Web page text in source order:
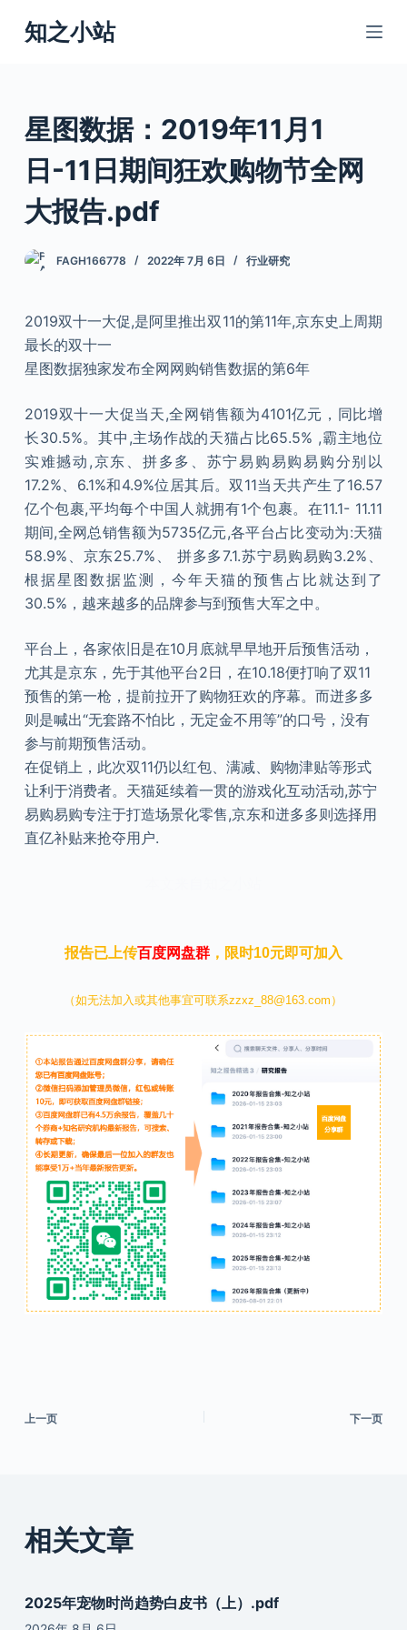
跳
过
知之小站
星图数据：2019年11月1
日-11日期间狂欢购物节全网
大报告.pdf
FAGH166778 2022年 7月 6日 行业研究
2019双十一大促,是阿里推出双11的第11年,京东史上周期
最长的双十一
星图数据独家发布全网网购销售数据的第6年
2019双十一大促当天,全网销售额为4101亿元，同比增
长30.5%。其中,主场作战的天猫占比65.5% ,霸主地位
实难撼动,京东、拼多多、苏宁易购易购易购分别以
17.2%、6.1%和4.9%位居其后。双11当天共产生了16.57
亿个包裹,平均每个中国人就拥有1个包裹。在11.1- 11.11
期间,全网总销售额为5735亿元,各平台占比变动为:天猫
58.9%、京东25.7%、 拼多多7.1.苏宁易购易购3.2%、
根据星图数据监测，今年天猫的预售占比就达到了
30.5%，越来越多的品牌参与到预售大军之中。
平台上，各家依旧是在10月底就早早地开后预售活动，
尤其是京东，先于其他平台2日，在10.18便打响了双11
预售的第一枪，提前拉开了购物狂欢的序幕。而迸多多
则是喊出“无套路不怕比，无定金不用等”的口号，没有
参与前期预售活动。
在促销上，此次双11仍以红包、满减、购物津贴等形式
让利于消费者。天猫延续着一贯的游戏化互动活动,苏宁
易购易购专注于打造场景化零售,京东和迸多多则选择用
直亿补贴来抢夺用户.
报告已上传百度网盘群，限时10元即可加入
（如无法加入或其他事宜可联系zzxz_88@163.com）
上一页 下一页
相关文章
2025年宠物时尚趋势白皮书（上）.pdf